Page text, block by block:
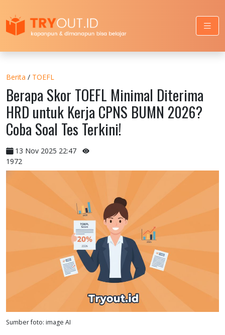
Berita / TOEFL
Berapa Skor TOEFL Minimal Diterima
HRD untuk Kerja CPNS BUMN 2026?
Coba Soal Tes Terkini!
13 Nov 2025 22:47
1972
Sumber foto: image AI